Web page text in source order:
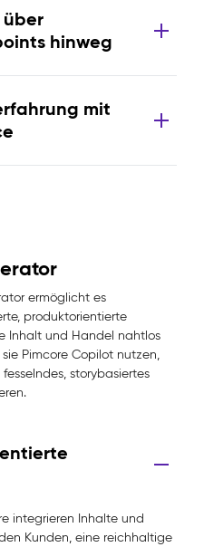
über
hinweg
mit
ermöglicht es
produktorientierte
Inhalt und Handel nahtlos
Pimcore Copilot nutzen,
storybasiertes
integrieren Inhalte und
Kunden, eine reichhaltige